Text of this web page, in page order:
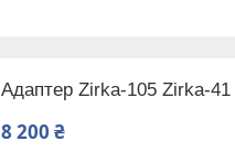
Адаптер Zirka-105 Zirka-
8 200 ₴